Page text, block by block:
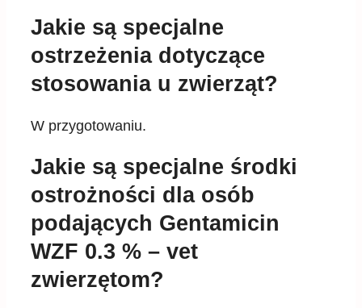
Jakie są specjalne
ostrzeżenia dotyczące
stosowania u zwierząt?
W przygotowaniu.
Jakie są specjalne środki
ostrożności dla osób
podających Gentamicin
WZF 0.3 % – vet
zwierzętom?